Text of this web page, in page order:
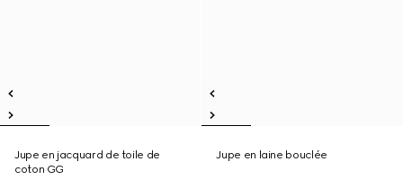
Jupe en jacquard de toile de
coton GG
Jupe en laine bouclée